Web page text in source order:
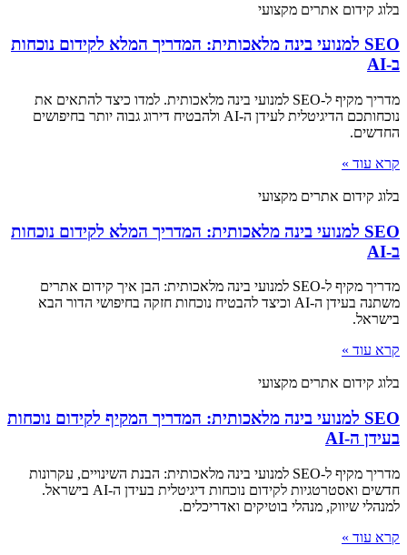
בלוג קידום אתרים מקצועי
SEO למנועי בינה מלאכותית: המדריך המלא לקידום נוכחות
ב-AI
מדריך מקיף ל-SEO למנועי בינה מלאכותית. למדו כיצד להתאים את
נוכחותכם הדיגיטלית לעידן ה-AI ולהבטיח דירוג גבוה יותר בחיפושים
החדשים.
קרא עוד »
בלוג קידום אתרים מקצועי
SEO למנועי בינה מלאכותית: המדריך המלא לקידום נוכחות
ב-AI
מדריך מקיף ל-SEO למנועי בינה מלאכותית: הבן איך קידום אתרים
משתנה בעידן ה-AI וכיצד להבטיח נוכחות חזקה בחיפושי הדור הבא
בישראל.
קרא עוד »
בלוג קידום אתרים מקצועי
SEO למנועי בינה מלאכותית: המדריך המקיף לקידום נוכחות
בעידן ה-AI
מדריך מקיף ל-SEO למנועי בינה מלאכותית: הבנת השינויים, עקרונות
חדשים ואסטרטגיות לקידום נוכחות דיגיטלית בעידן ה-AI בישראל.
למנהלי שיווק, מנהלי בוטיקים ואדריכלים.
קרא עוד »